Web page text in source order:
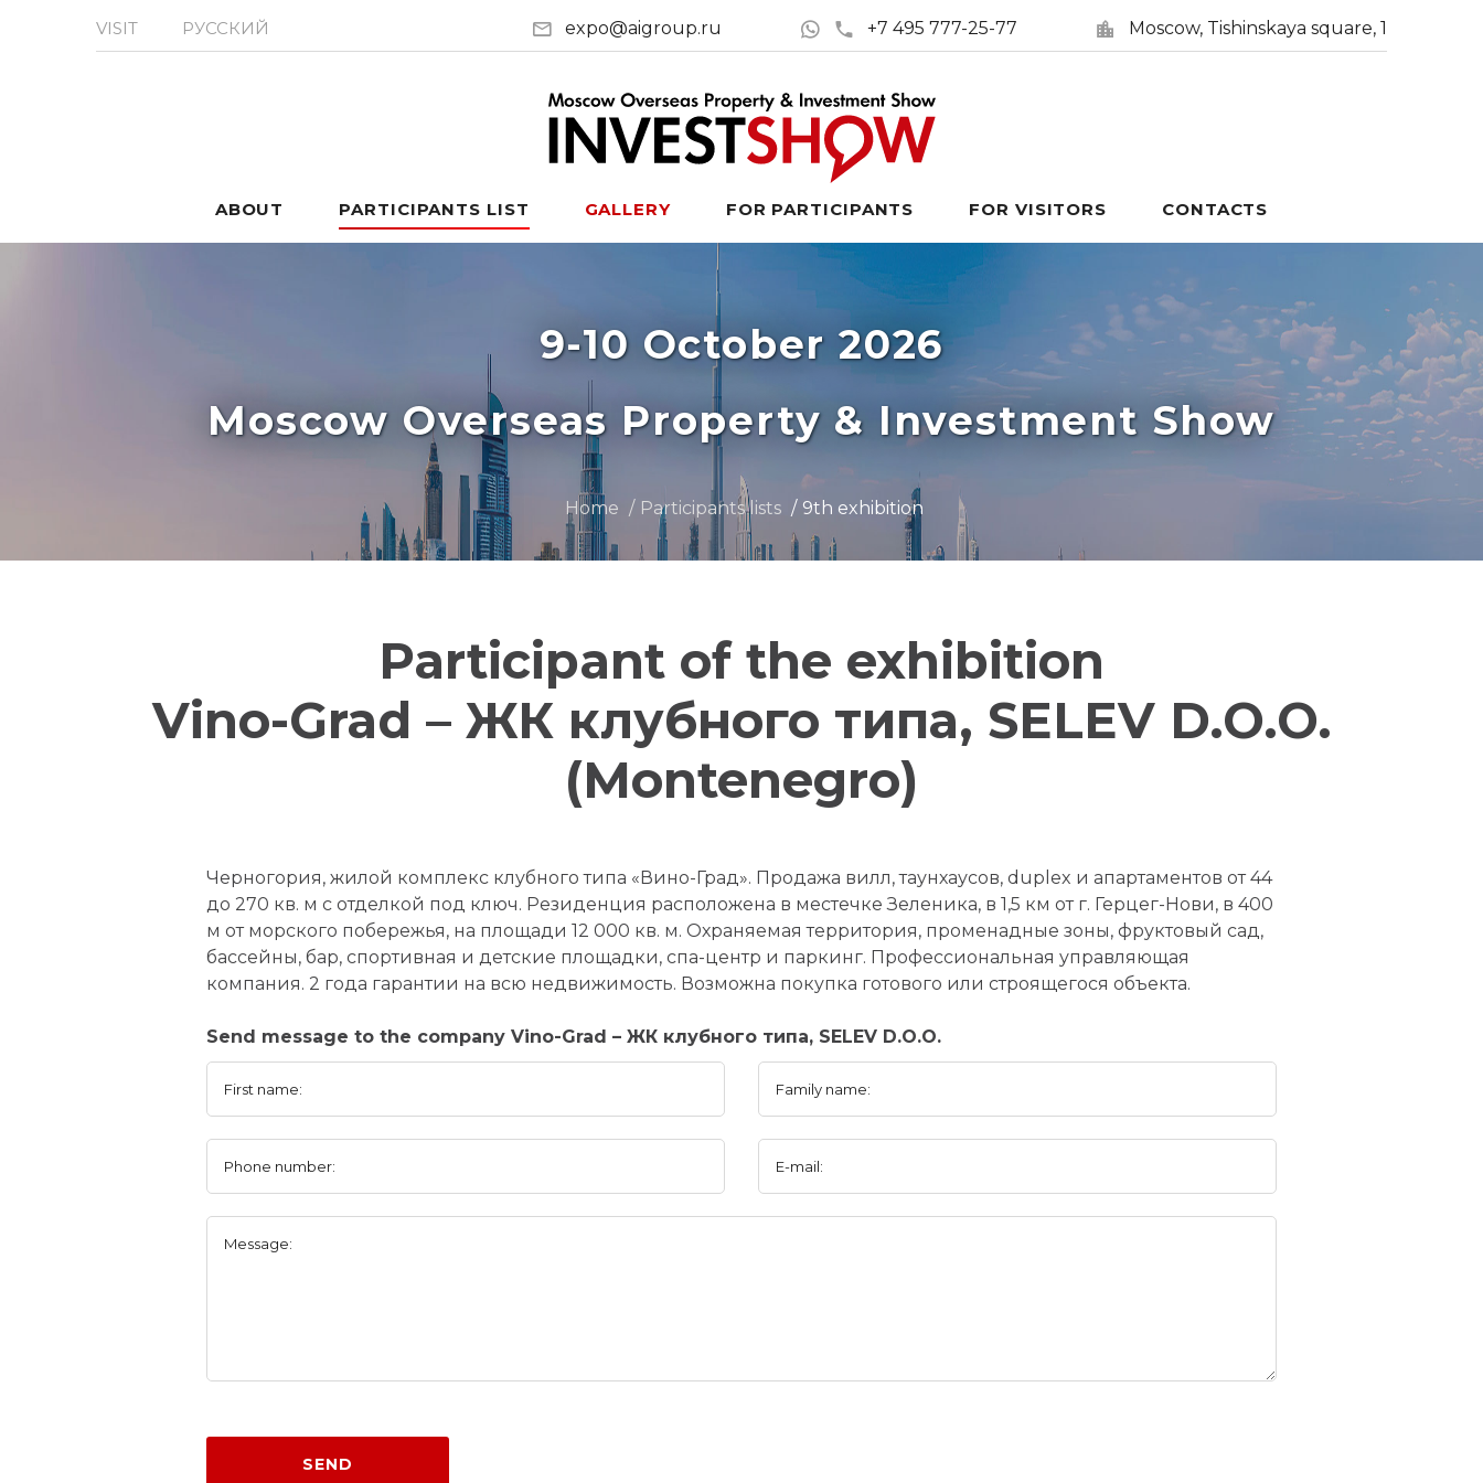
VISIT РУССКИЙ expo@aigroup.ru +7 495 777-25-77 Moscow, Tishinskaya square, 1
ABOUT PARTICIPANTS LIST GALLERY FOR PARTICIPANTS FOR VISITORS CONTACTS
9-10 October 2026
Moscow Overseas Property & Investment Show
Home Participants lists 9th exhibition
Participant of the exhibition
Vino-Grad – ЖК клубного типа, SELEV D.O.O.
(Montenegro)
Черногория, жилой комплекс клубного типа «Вино-Град». Продажа вилл, таунхаусов, duplex и апартаментов от 44
до 270 кв. м с отделкой под ключ. Резиденция расположена в местечке Зеленика, в 1,5 км от г. Герцег-Нови, в 400
м от морского побережья, на площади 12 000 кв. м. Охраняемая территория, променадные зоны, фруктовый сад,
бассейны, бар, спортивная и детские площадки, спа-центр и паркинг. Профессиональная управляющая
компания. 2 года гарантии на всю недвижимость. Возможна покупка готового или строящегося объекта.
Send message to the company Vino-Grad – ЖК клубного типа, SELEV D.O.O.
First name: Family name:
Phone number: E-mail:
Message:
SEND